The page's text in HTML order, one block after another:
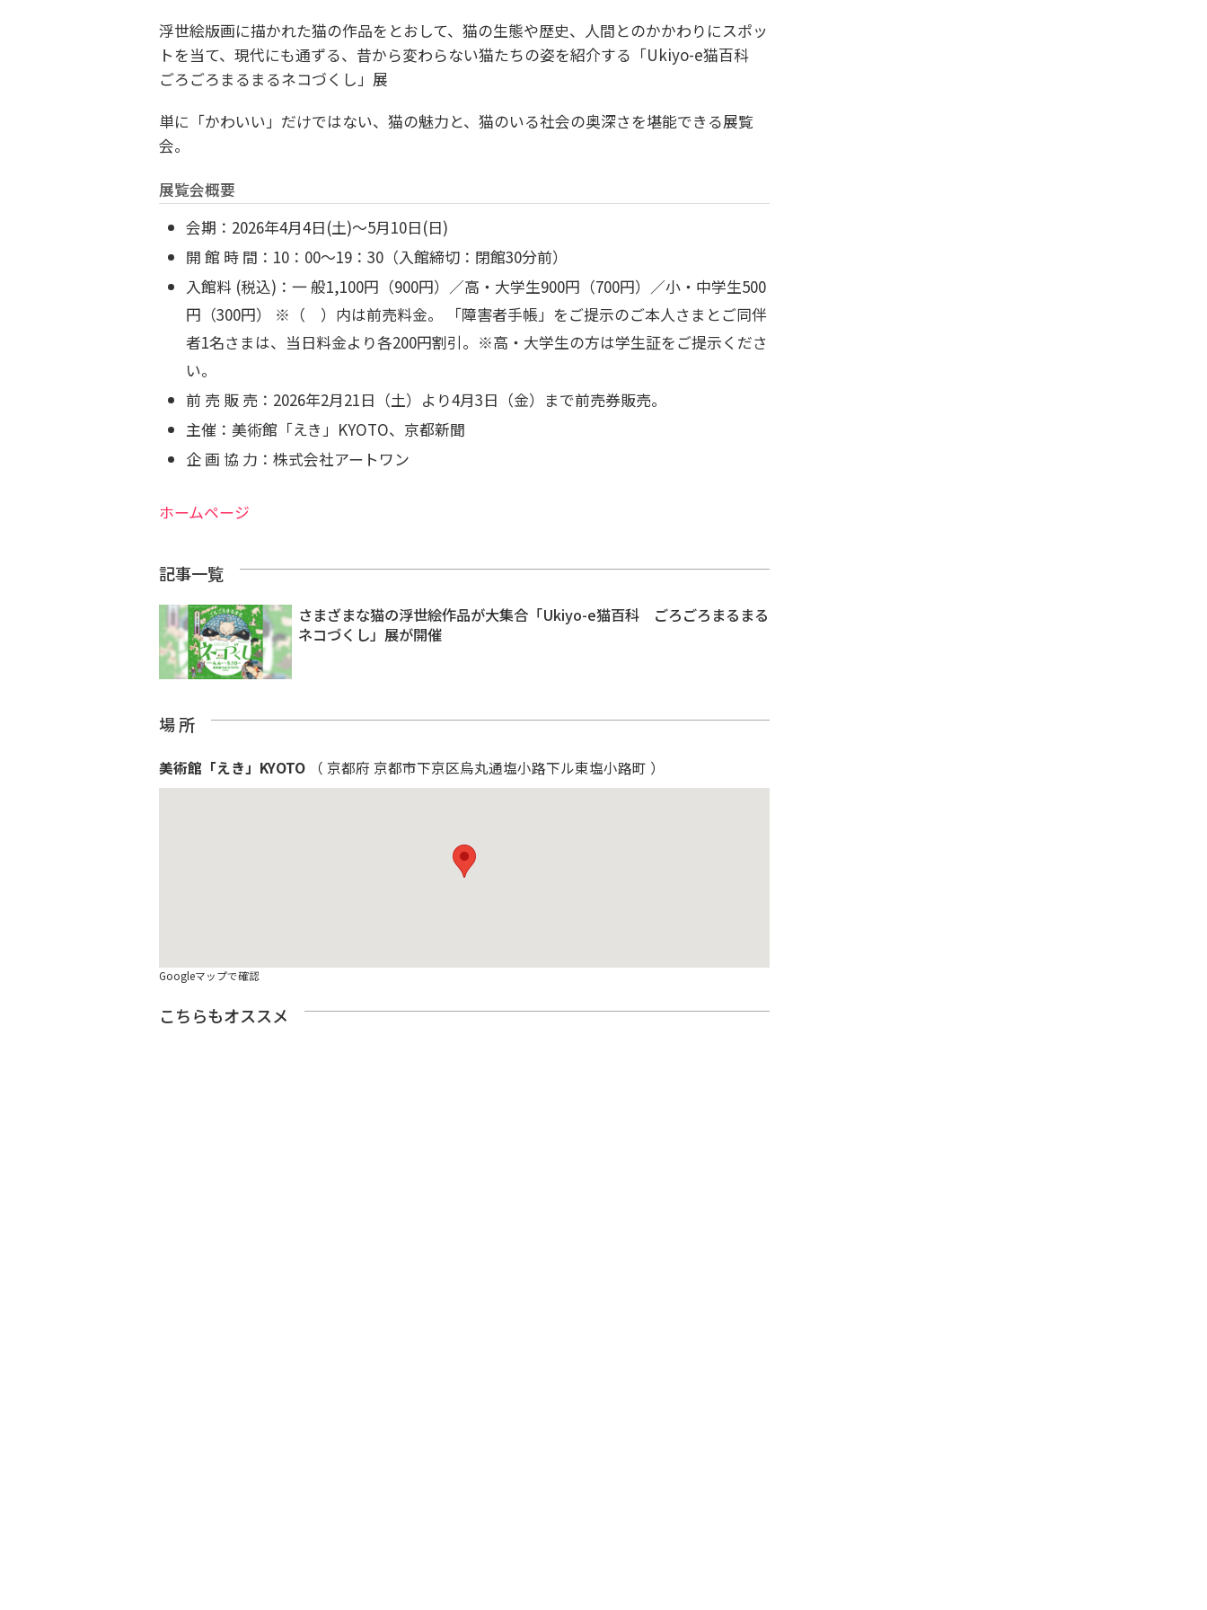
浮世絵版画に描かれた猫の作品をとおして、猫の生態や歴史、人間とのかかわりにスポッ
トを当て、現代にも通ずる、昔から変わらない猫たちの姿を紹介する「Ukiyo-e猫百科
ごろごろまるまるネコづくし」展
単に「かわいい」だけではない、猫の魅力と、猫のいる社会の奥深さを堪能できる展覧
会。
展覧会概要
会期：2026年4月4日(土)～5月10日(日)
開 館 時 間：10：00～19：30（入館締切：閉館30分前）
入館料 (税込)：一 般1,100円（900円）／高・大学生900円（700円）／小・中学生500
円（300円） ※（ ）内は前売料金。 「障害者手帳」をご提示のご本人さまとご同伴
者1名さまは、 当日料金より各200円割引。 ※高・大学生の方は学生証をご提示くださ
い。
前 売 販 売：2026年2月21日（土）より4月3日（金）まで前売券販売。
主催：美術館「えき」KYOTO、京都新聞
企 画 協 力：株式会社アートワン
ホームページ
記事一覧
さまざまな猫の浮世絵作品が大集合「Ukiyo-e猫百科 ごろごろまるまる
ネコづくし」展が開催
場 所
美術館「えき」KYOTO （ 京都府 京都市下京区烏丸通塩小路下ル東塩小路町 ）
Googleマップで確認
こちらもオススメ